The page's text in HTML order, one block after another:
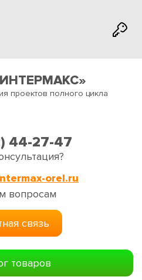
проектов полного цикла
44-27-47
orel.ru
вопросам
связь
товаров